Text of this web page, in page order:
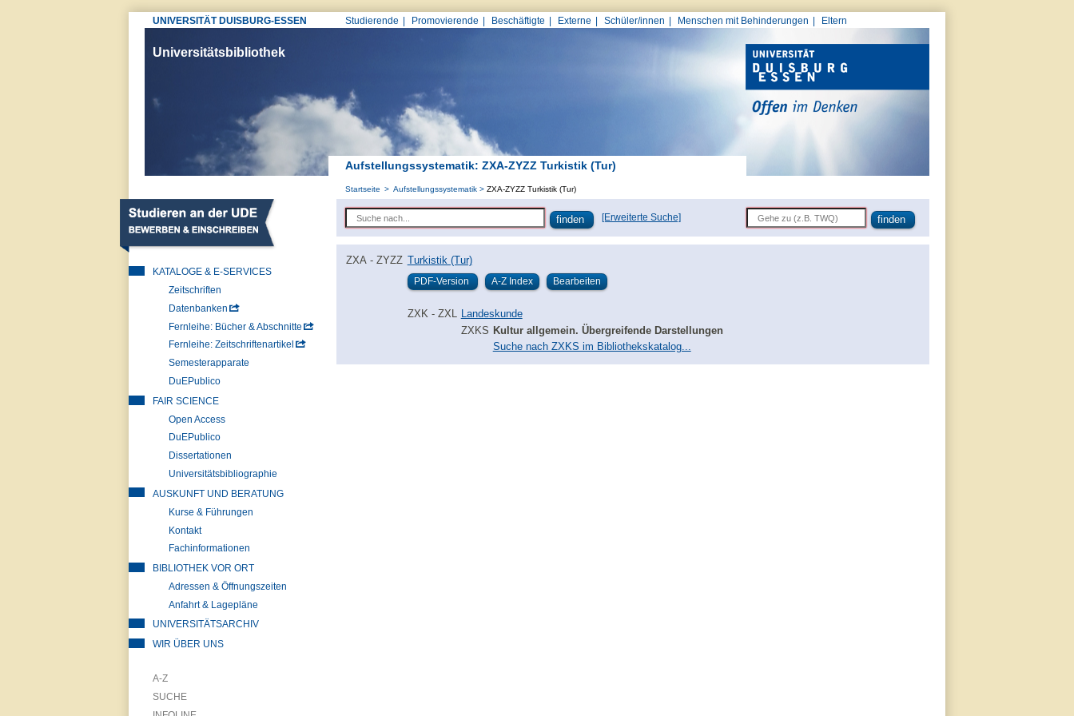
UNIVERSITÄT DUISBURG-ESSEN Studierende Promovierende Beschäftigte Externe Schüler/innen Menschen mit Behinderungen Eltern
Universitätsbibliothek
Aufstellungssystematik: ZXA-ZYZZ Turkistik (Tur)
Startseite Aufstellungssystematik ZXA-ZYZZ Turkistik (Tur)
KATALOGE & E-SERVICES
Zeitschriften
Datenbanken
Fernleihe: Bücher & Abschnitte
Fernleihe: Zeitschriftenartikel
Semesterapparate
DuEPublico
FAIR SCIENCE
Open Access
DuEPublico
Dissertationen
Universitätsbibliographie
AUSKUNFT UND BERATUNG
Kurse & Führungen
Kontakt
Fachinformationen
BIBLIOTHEK VOR ORT
Adressen & Öffnungszeiten
Anfahrt & Lagepläne
UNIVERSITÄTSARCHIV
WIR ÜBER UNS
A-Z
SUCHE
[Erweiterte Suche]
ZXA - ZYZZ Turkistik (Tur)
ZXK - ZXL Landeskunde
ZXKS Kultur allgemein. Übergreifende Darstellungen
Suche nach ZXKS im Bibliothekskatalog...